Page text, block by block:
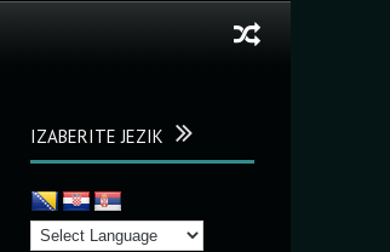
IZABERITE JEZIK